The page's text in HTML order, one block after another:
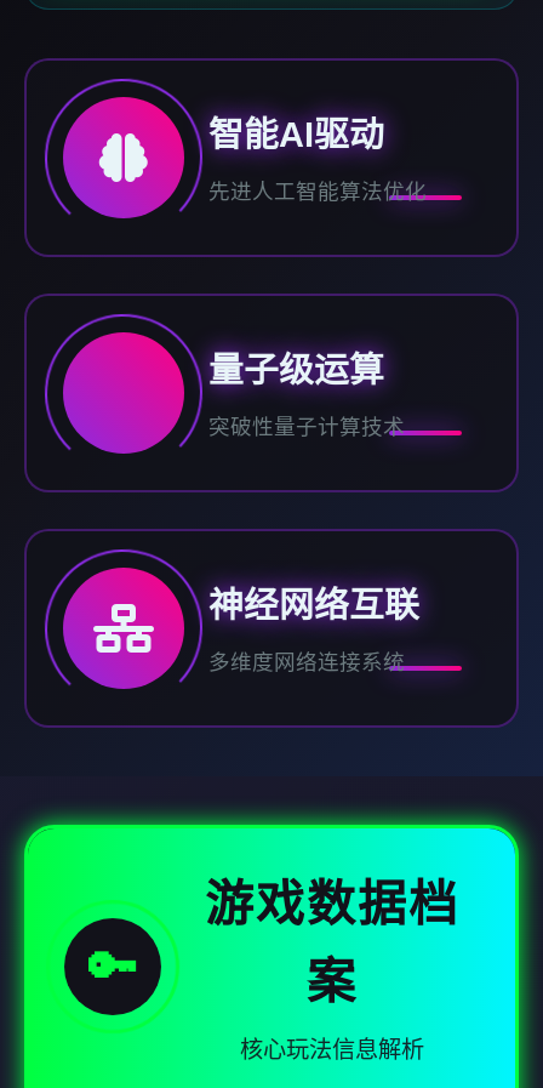
智能AI驱动
先进人工智能算法优化
量子级运算
突破性量子计算技术
神经网络互联
多维度网络连接系统
🔑
游戏数据档
案
核心玩法信息解析